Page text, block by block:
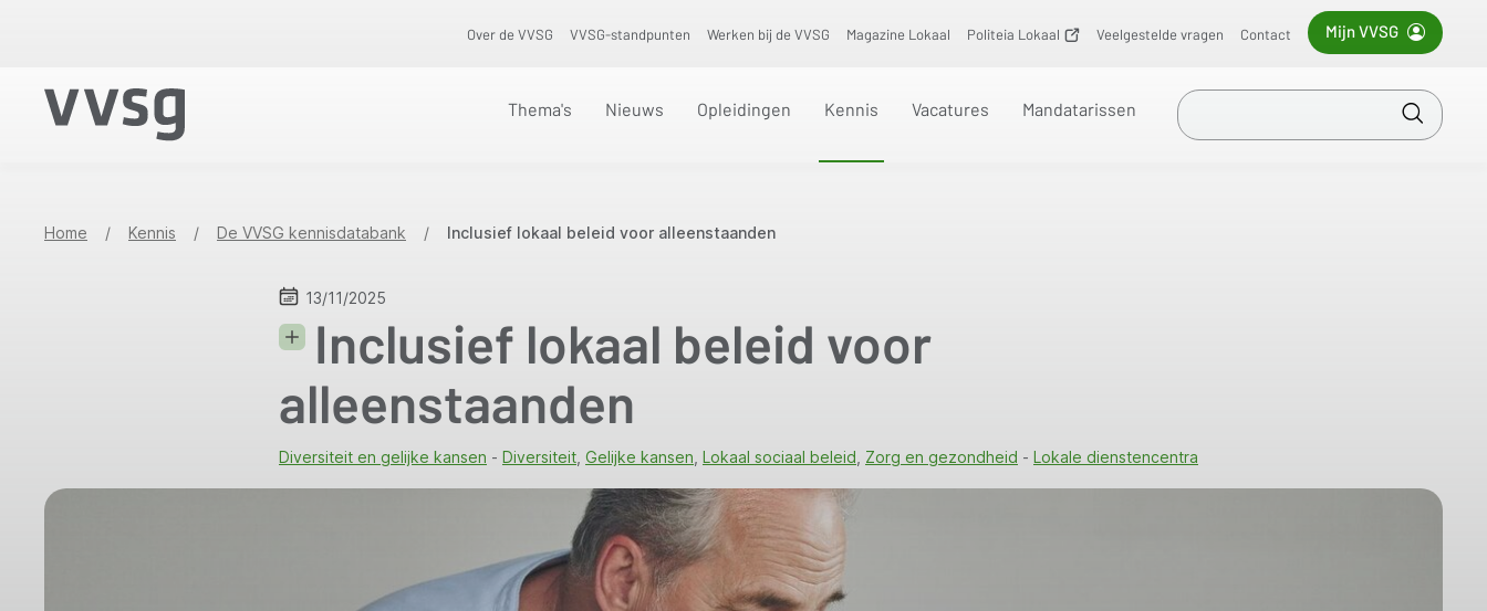
Over de VVSG VVSG-standpunten Werken bij de VVSG Magazine Lokaal Politeia Lokaal
(opent
Veelgestelde vragen Contact Mijn VVSG
Thema's Nieuws Opleidingen Kennis Vacatures Mandatarissen
Zoek
in
Home / Kennis / De VVSG kennisdatabank / Inclusief lokaal beleid voor alleenstaanden
13/11/2025
Inclusief lokaal beleid voor
alleenstaanden
Diversiteit en gelijke kansen Diversiteit Gelijke kansen Lokaal sociaal beleid Zorg en gezondheid Lokale dienstencentra